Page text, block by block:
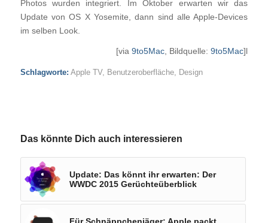
Photos wurden integriert. Im Oktober erwarten wir das
Update von OS X Yosemite, dann sind alle Apple-Devices
im selben Look.
[via9to5Mac, Bildquelle:9to5Mac]l
Schlagworte: Apple TV, Benutzeroberfläche, Design
Das könnte Dich auch interessieren
Update: Das könnt ihr erwarten: Der
WWDC 2015 Gerüchteüberblick